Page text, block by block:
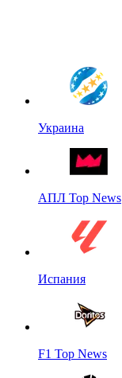
Украина
АПЛ Top News
Испания
F1 Top News